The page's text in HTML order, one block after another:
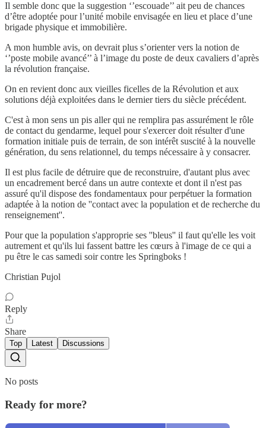
Il semble donc que la suggestion ‘’escouade’’ ait peu de chances
d’être adoptée pour l’unité mobile envisagée en lieu et place d’une
brigade physique et immobilière.
A mon humble avis, on devrait plus s’orienter vers la notion de
‘’poste mobile avancé’’ à l’image du poste de deux cavaliers d’après
la révolution française.
On en revient donc aux vieilles ficelles de la Révolution et aux
solutions déjà exploitées dans le dernier tiers du siècle précédent.
C'est à mon sens un pis aller qui ne remplira pas assurément le rôle
de contact du gendarme, lequel pour s'exercer doit résulter d'une
formation initiale puis de terrain, de son intérêt suscité à la nouvelle
génération, du sens relationnel, du temps nécessaire à y consacrer.
Il est plus facile de détruire que de reconstruire, d'autant plus avec
un encadrement bercé dans un autre contexte et dont il n'est pas
assuré qu'il dispose des fondamentaux pour perpétuer la formation
adaptée à la notion de ''contact avec la population et de recherche du
renseignement''.
Pour que la population s'approprie ses ''bleus'' il faut qu'elle les voit
autrement et qu'ils lui fassent battre les cœurs à l'image de ce qui a
pu être le cas samedi soir contre les Springboks !
Christian Pujol
Reply
Share
Top Latest Discussions
No posts
Ready for more?